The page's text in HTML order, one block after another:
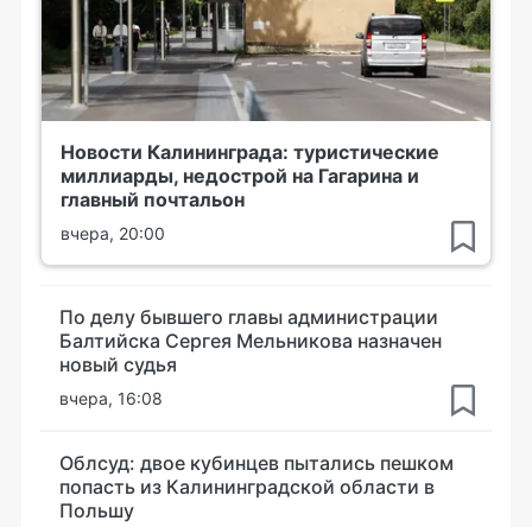
Новости Калининграда: туристические
миллиарды, недострой на Гагарина и
главный почтальон
вчера, 20:00
По делу бывшего главы администрации
Балтийска Сергея Мельникова назначен
новый судья
вчера, 16:08
Облсуд: двое кубинцев пытались пешком
попасть из Калининградской области в
Польшу